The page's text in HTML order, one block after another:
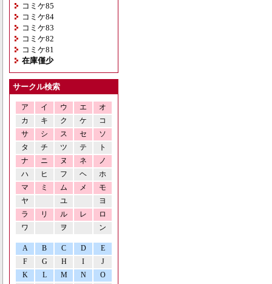
コミケ85
コミケ84
コミケ83
コミケ82
コミケ81
在庫僅少
サークル検索
ア イ ウ エ
オ
カ
キ ク ケ
コ
サ
シ ス セ
ソ
タ
チ ツ テ
ト
ナ
ニ ヌ ネ
ノ
ハ
ヒ フ ヘ
ホ
マ
ミ ム メ
モ
ヤ
ユ
ヨ
ラ
リ ル レ
ロ
ワ
ヲ ン
A B C D
E
F
G H I
J
K
L M N O